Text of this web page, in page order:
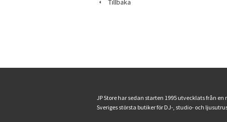
Tillbaka
JP Store har sedan starten 1995 utvecklats från
Sveriges största butiker för DJ-, studio- och